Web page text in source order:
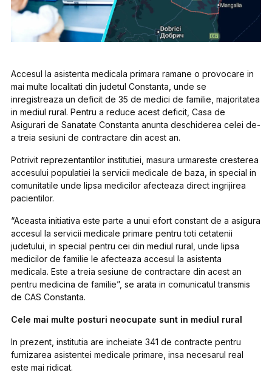
Accesul la asistenta medicala primara ramane o provocare in
mai multe localitati din judetul Constanta, unde se
inregistreaza un deficit de 35 de medici de familie, majoritatea
in mediul rural. Pentru a reduce acest deficit, Casa de
Asigurari de Sanatate Constanta anunta deschiderea celei de-
a treia sesiuni de contractare din acest an.
Potrivit reprezentantilor institutiei, masura urmareste cresterea
accesului populatiei la servicii medicale de baza, in special in
comunitatile unde lipsa medicilor afecteaza direct ingrijirea
pacientilor.
“Aceasta initiativa este parte a unui efort constant de a asigura
accesul la servicii medicale primare pentru toti cetatenii
judetului, in special pentru cei din mediul rural, unde lipsa
medicilor de familie le afecteaza accesul la asistenta
medicala. Este a treia sesiune de contractare din acest an
pentru medicina de familie”, se arata in comunicatul transmis
de CAS Constanta.
Cele mai multe posturi neocupate sunt in mediul rural
In prezent, institutia are incheiate 341 de contracte pentru
furnizarea asistentei medicale primare, insa necesarul real
este mai ridicat.